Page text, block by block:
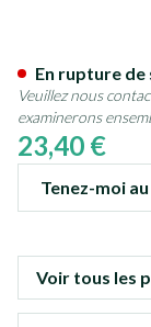
23,40 €
Tenez-moi
En rupture
Veuillez nous
examinerons
Voir tous les